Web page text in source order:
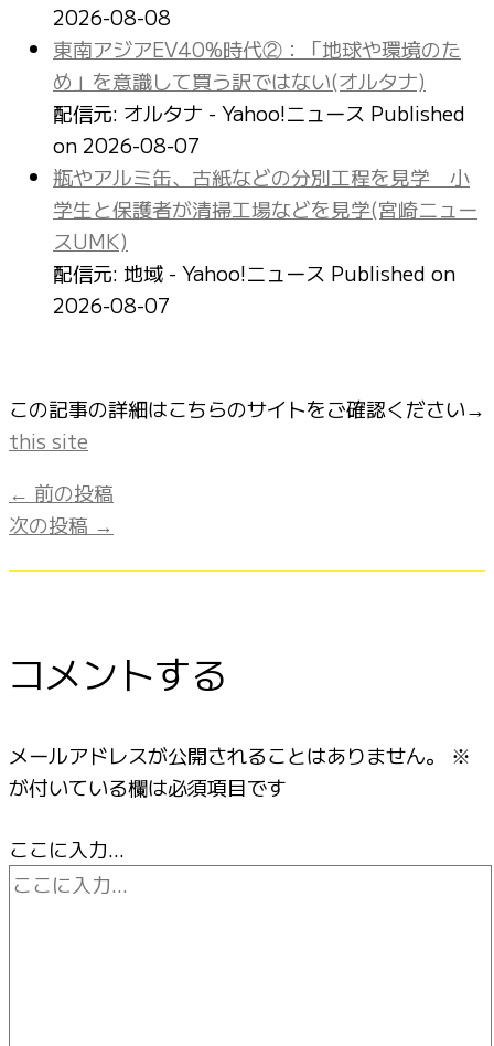
2026-08-08
東南アジアEV40%時代②：「地球や環境のた
め」を意識して買う訳ではない(オルタナ)
配信元: オルタナ - Yahoo!ニュース Published
on 2026-08-07
瓶やアルミ缶、古紙などの分別工程を見学 小
学生と保護者が清掃工場などを見学(宮崎ニュー
スUMK)
配信元: 地域 - Yahoo!ニュース Published on
2026-08-07
この記事の詳細はこちらのサイトをご確認ください→
this site
← 前の投稿
次の投稿 →
コメントする
メールアドレスが公開されることはありません。
※
が付いている欄は必須項目です
ここに入力…